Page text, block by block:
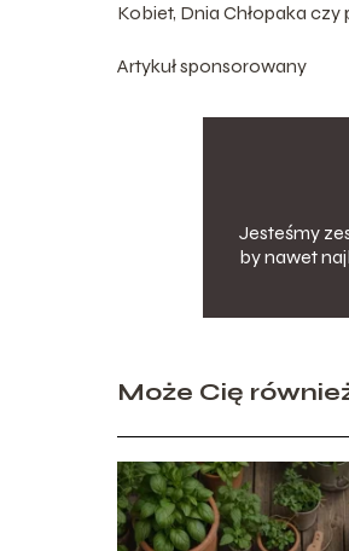
Kobiet, Dnia Chłopaka
Artykuł sponsorowany
Jesteśmy
by nawet
Może Cię